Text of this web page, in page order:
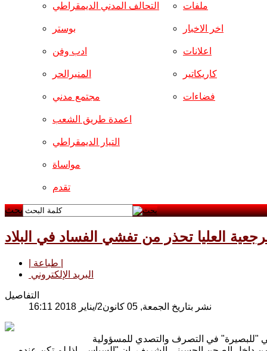
التحالف المدني الديمقراطي
بوستر
ادب وفن
المنبرالحر
مجتمع مدني
ملفات
اخر الاخبار
اعلانات
كاريكاتير
فضاءات
اعمدة طريق الشعب
التيار الديمقراطي
مواساة
تقدم
بحث
العليا تحذر من تفشي الفساد في البلاد
البريد الإلكتروني
التفاصيل
نشر بتاريخ الجمعة, 05 كانون2/يناير 2018 16:11